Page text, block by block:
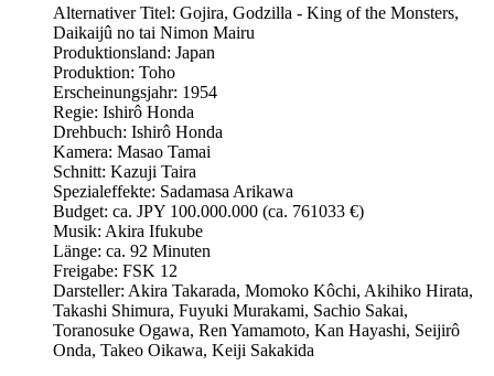
Alternativer Titel: Gojira, Godzilla - King of the Monsters,
Daikaijû no tai Nimon Mairu
Produktionsland: Japan
Produktion: Toho
Erscheinungsjahr: 1954
Regie: Ishirô Honda
Drehbuch: Ishirô Honda
Kamera: Masao Tamai
Schnitt: Kazuji Taira
Spezialeffekte: Sadamasa Arikawa
Budget: ca. JPY 100.000.000 (ca. 761033 €)
Musik: Akira Ifukube
Länge: ca. 92 Minuten
Freigabe: FSK 12
Darsteller: Akira Takarada, Momoko Kôchi, Akihiko Hirata,
Takashi Shimura, Fuyuki Murakami, Sachio Sakai,
Toranosuke Ogawa, Ren Yamamoto, Kan Hayashi, Seijirô
Onda, Takeo Oikawa, Keiji Sakakida